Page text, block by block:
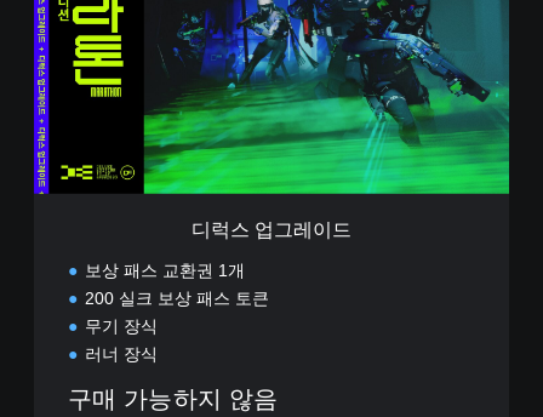
업
그
레
이
드
디럭스 업그레이드
보상 패스 교환권 1개
200 실크 보상 패스 토큰
무기 장식
러너 장식
구매 가능하지 않음